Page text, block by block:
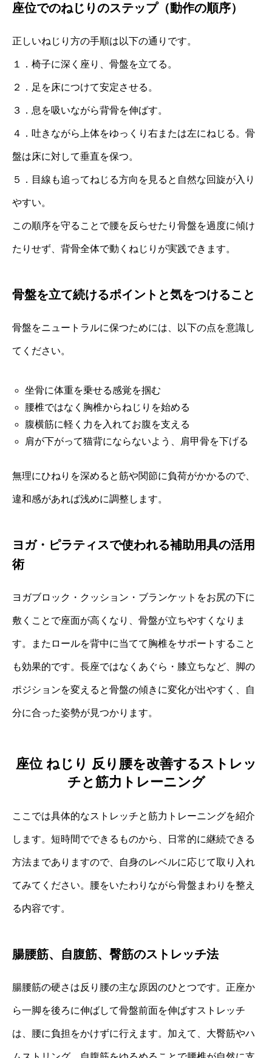
座位でのねじりのステップ（動作の順序）
正しいねじり方の手順は以下の通りです。
１．椅子に深く座り、骨盤を立てる。
２．足を床につけて安定させる。
３．息を吸いながら背骨を伸ばす。
４．吐きながら上体をゆっくり右または左にねじる。骨
盤は床に対して垂直を保つ。
５．目線も追ってねじる方向を見ると自然な回旋が入り
やすい。
この順序を守ることで腰を反らせたり骨盤を過度に傾け
たりせず、背骨全体で動くねじりが実践できます。
骨盤を立て続けるポイントと気をつけること
骨盤をニュートラルに保つためには、以下の点を意識し
てください。
坐骨に体重を乗せる感覚を掴む
腰椎ではなく胸椎からねじりを始める
腹横筋に軽く力を入れてお腹を支える
肩が下がって猫背にならないよう、肩甲骨を下げる
無理にひねりを深めると筋や関節に負荷がかかるので、
違和感があれば浅めに調整します。
ヨガ・ピラティスで使われる補助用具の活用
術
ヨガブロック・クッション・ブランケットをお尻の下に
敷くことで座面が高くなり、骨盤が立ちやすくなりま
す。またロールを背中に当てて胸椎をサポートすること
も効果的です。長座ではなくあぐら・膝立ちなど、脚の
ポジションを変えると骨盤の傾きに変化が出やすく、自
分に合った姿勢が見つかります。
座位 ねじり 反り腰を改善するストレッ
チと筋力トレーニング
ここでは具体的なストレッチと筋力トレーニングを紹介
します。短時間でできるものから、日常的に継続できる
方法までありますので、自身のレベルに応じて取り入れ
てみてください。腰をいたわりながら骨盤まわりを整え
る内容です。
腸腰筋、自腹筋、臀筋のストレッチ法
腸腰筋の硬さは反り腰の主な原因のひとつです。正座か
ら一脚を後ろに伸ばして骨盤前面を伸ばすストレッチ
は、腰に負担をかけずに行えます。加えて、大臀筋やハ